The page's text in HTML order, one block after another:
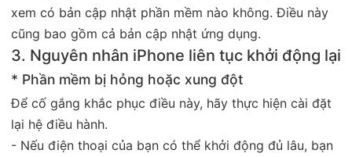
xem có bản cập nhật phần mềm nào không. Điều này
cũng bao gồm cả bản cập nhật ứng dụng.
3. Nguyên nhân iPhone liên tục khởi động lại
* Phần mềm bị hỏng hoặc xung đột
Để cố gắng khắc phục điều này, hãy thực hiện cài đặt
lại hệ điều hành.
- Nếu điện thoại của bạn có thể khởi động đủ lâu, bạn